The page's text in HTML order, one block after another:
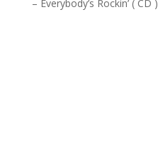
– Everybody’s Rockin’ ( CD )